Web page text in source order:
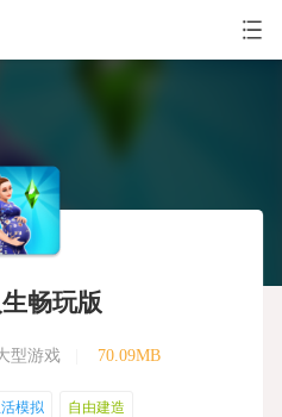
畅玩版
型游戏 70.09MB
模拟 自由建造